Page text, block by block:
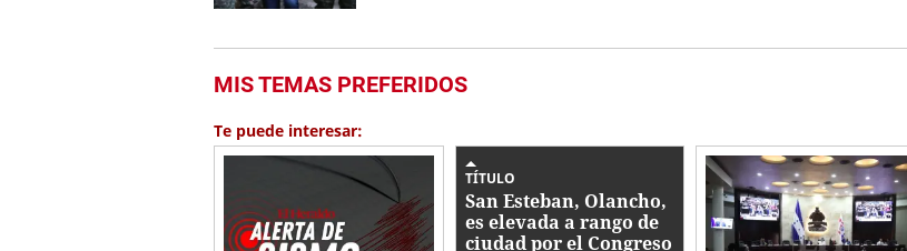
MIS TEMAS PREFERIDOS
Te puede interesar:
TÍTULO
San Esteban, Olancho,
es elevada a rango de
ciudad por el Congreso